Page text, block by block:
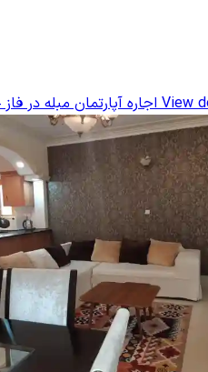
View اجاره آپارتمان مبله در فاز 4 صدف دوخوابه طبقه ی دو